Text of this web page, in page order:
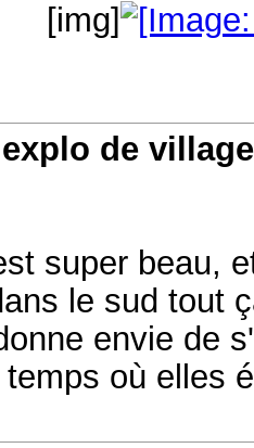
[img]
de
super beau,
le sud tout
envie de
où elles